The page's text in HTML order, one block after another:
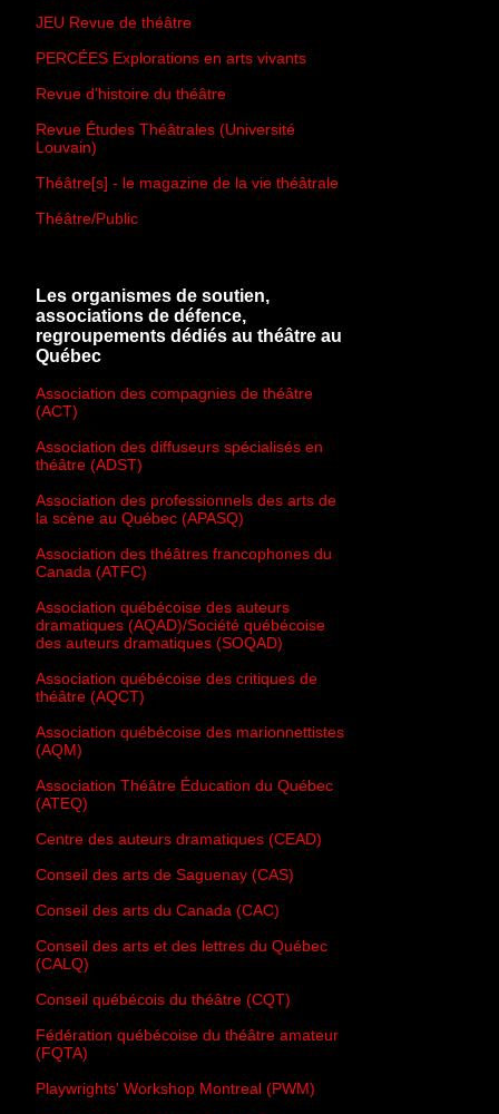
JEU Revue de théâtre
PERCÉES Explorations en arts vivants
Revue d'histoire du théâtre
Revue Études Théâtrales (Université
Louvain)
Théâtre[s] - le magazine de la vie théâtrale
Théâtre/Public
Les organismes de soutien,
associations de défence,
regroupements dédiés au théâtre au
Québec
Association des compagnies de théâtre
(ACT)
Association des diffuseurs spécialisés en
théâtre (ADST)
Association des professionnels des arts de
la scène au Québec (APASQ)
Association des théâtres francophones du
Canada (ATFC)
Association québécoise des auteurs
dramatiques (AQAD)/Société québécoise
des auteurs dramatiques (SOQAD)
Association québécoise des critiques de
théâtre (AQCT)
Association québécoise des marionnettistes
(AQM)
Association Théâtre Éducation du Québec
(ATEQ)
Centre des auteurs dramatiques (CEAD)
Conseil des arts de Saguenay (CAS)
Conseil des arts du Canada (CAC)
Conseil des arts et des lettres du Québec
(CALQ)
Conseil québécois du théâtre (CQT)
Fédération québécoise du théâtre amateur
(FQTA)
Playwrights' Workshop Montreal (PWM)